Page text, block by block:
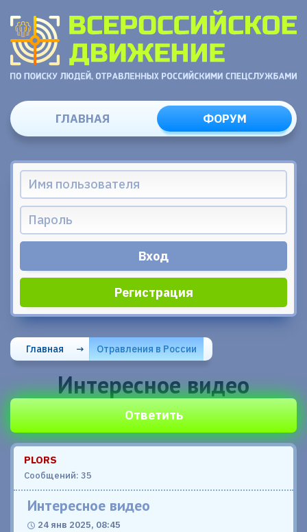
ГЛАВНАЯ ФОРУМ
Регистрация
Главная → Отравления в России
Интересное видео
Ответить
PLORS
Сообщений: 35
Интересное видео
24 янв 2025, 08:45